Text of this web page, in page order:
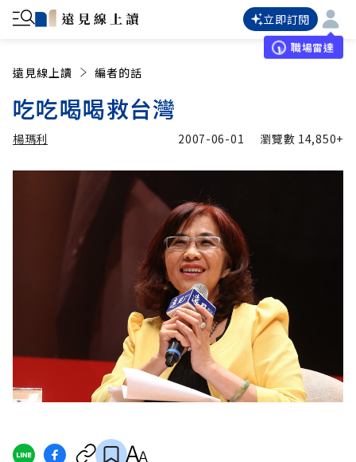
立即訂閱
職場雷達
遠見線上讀 編者的話
吃吃喝喝救台灣
楊瑪利 2007-06-01 瀏覽數 14,850+